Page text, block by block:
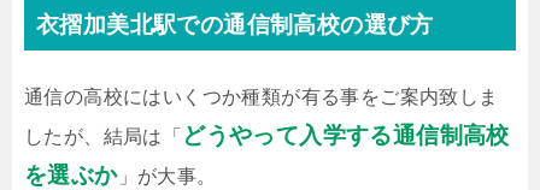
衣摺加美北駅での通信制高校の選び方
通信の高校にはいくつか種類が有る事をご案内致しま
したが、結局は「 どうやって入学する通信制高校
を選ぶか」が大事。